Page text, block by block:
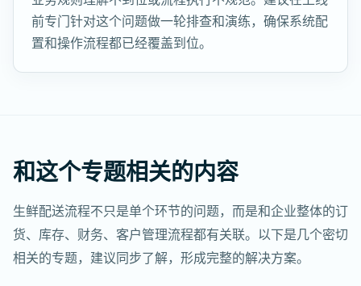
前专门针对这个问题做一轮排查和演练，确保系统配
置和操作流程都已经覆盖到位。
和这个专题相关的内容
生鲜配送流程不只是单个环节的问题，而是和企业整体的订
货、库存、财务、客户管理流程都有关联。以下是几个密切
相关的专题，建议同步了解，形成完整的解决方案。